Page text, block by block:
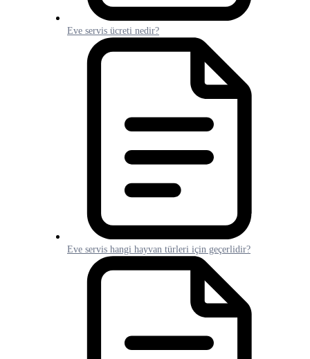
Eve servis ücreti nedir?
Eve servis hangi hayvan türleri için geçerlidir?